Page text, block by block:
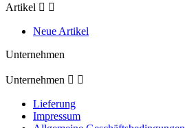
Artikel  
Neue Artikel
Unternehmen
Unternehmen  
Lieferung
Impressum